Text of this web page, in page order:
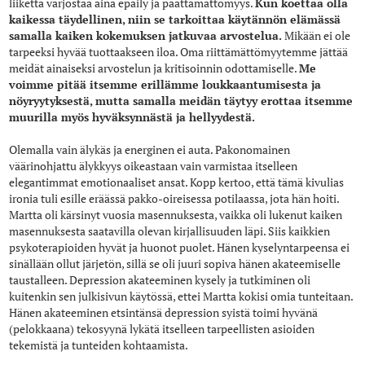
kaikessa täydellinen, niin se tarkoittaa käytännön elämässä
samalla kaiken kokemuksen jatkuvaa arvostelua. Mikään ei ole
tarpeeksi hyvää tuottaakseen iloa. Oma riittämättömyytemme jättää
meidät ainaiseksi arvostelun ja kritisoinnin odottamiselle.Me
voimme pitää itsemme erillämme loukkaantumisesta ja
nöyryytyksestä, mutta samalla meidän täytyy erottaa itsemme
muurilla myös hyväksynnästä ja hellyydestä.
Olemalla vain älykäs ja energinen ei auta. Pakonomainen
väärinohjattu älykkyys oikeastaan vain varmistaa itselleen
elegantimmat emotionaaliset ansat. Kopp kertoo, että tämä kivulias
ironia tuli esille eräässä pakko-oireisessa potilaassa, jota hän hoiti.
Martta oli kärsinyt vuosia masennuksesta, vaikka oli lukenut kaiken
masennuksesta saatavilla olevan kirjallisuuden läpi. Siis kaikkien
psykoterapioiden hyvät ja huonot puolet. Hänen kyselyntarpeensa ei
sinällään ollut järjetön, sillä se oli juuri sopiva hänen akateemiselle
taustalleen. Depression akateeminen kysely ja tutkiminen oli
kuitenkin sen julkisivun käytössä, ettei Martta kokisi omia tunteitaan.
Hänen akateeminen etsintänsä depression syistä toimi hyvänä
(pelokkaana) tekosyynä lykätä itselleen tarpeellisten asioiden
tekemistä ja tunteiden kohtaamista.